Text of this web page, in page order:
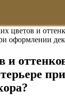
цветов и
оформлении
и
при